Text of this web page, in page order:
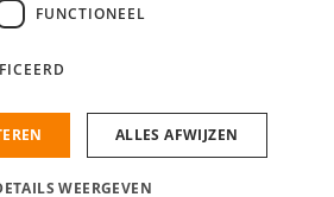
zo gevonden!
FUNCTIONEEL
ALLES AFWIJZEN
WEERGEVEN